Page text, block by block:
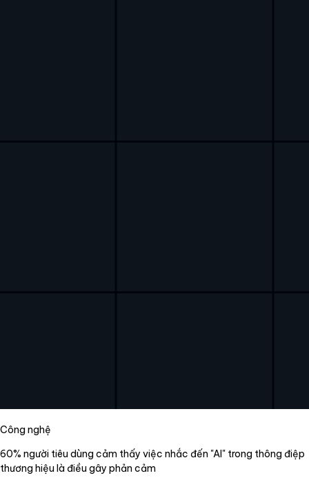
Công nghệ
60% người tiêu dùng cảm thấy việc nhắc đến "AI" trong thông điệp
thương hiệu là điều gây phản cảm